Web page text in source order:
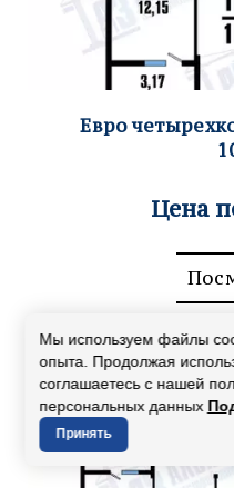
Евро
Цена
Мы используем файлы
опыта. Продолжая
соглашаетесь с нашей
персональных данных
Принять